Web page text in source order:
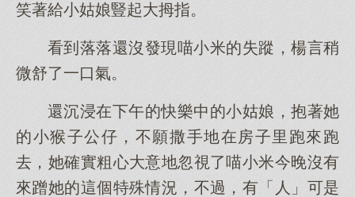
笑著給小姑娘豎起大拇指。
看到落落還沒發現喵小米的失蹤，楊言稍
微舒了一口氣。
還沉浸在下午的快樂中的小姑娘，抱著她
的小猴子公仔，不願撒手地在房子里跑來跑
去，她確實粗心大意地忽視了喵小米今晚沒有
來蹭她的這個特殊情況，不過，有「人」可是